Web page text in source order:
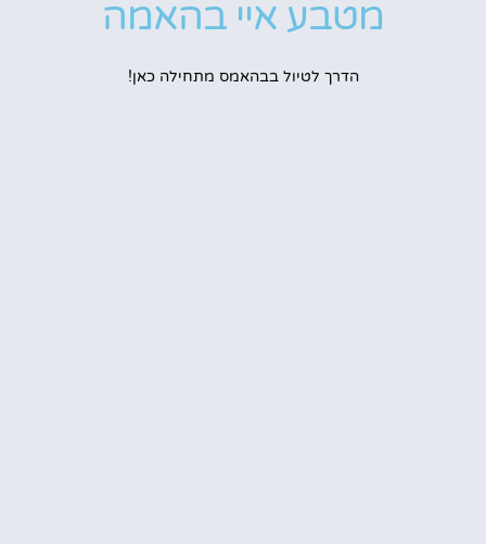
מטבע איי בהאמה
הדרך לטיול בבהאמס מתחילה כאן!